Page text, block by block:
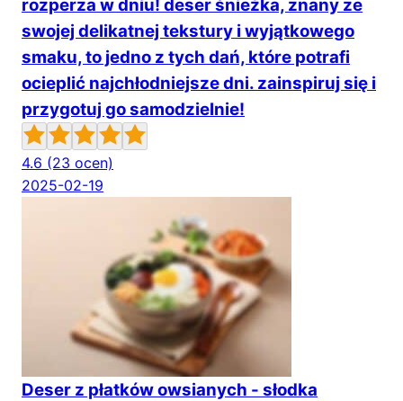
rozperza w dniu! deser śnieżka, znany ze
swojej delikatnej tekstury i wyjątkowego
smaku, to jedno z tych dań, które potrafi
ocieplić najchłodniejsze dni. zainspiruj się i
przygotuj go samodzielnie!
4.6 (23 ocen)
2025-02-19
Deser z płatków owsianych - słodka